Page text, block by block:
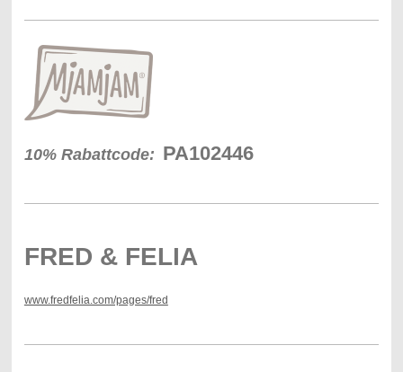
10% Rabattcode: PA102446
FRED & FELIA
www.fredfelia.com/pages/fred